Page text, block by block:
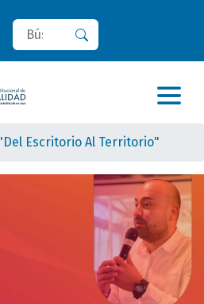
Buscar
Escritorio Al Territorio"